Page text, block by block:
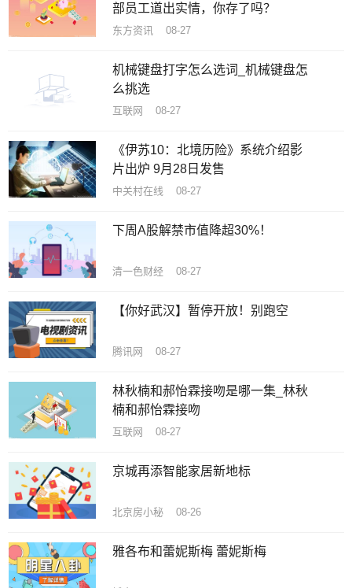
部员工道出实情，你存了吗？
东方资讯 08-27
机械键盘打字怎么选词_机械键盘怎
么挑选
互联网 08-27
《伊苏10：北境历险》系统介绍影
片出炉 9月28日发售
中关村在线 08-27
下周A股解禁市值降超30%！
清一色财经 08-27
【你好武汉】暂停开放！别跑空
腾讯网 08-27
林秋楠和郝怡霖接吻是哪一集_林秋
楠和郝怡霖接吻
互联网 08-27
京城再添智能家居新地标
北京房小秘 08-26
雅各布和蕾妮斯梅 蕾妮斯梅